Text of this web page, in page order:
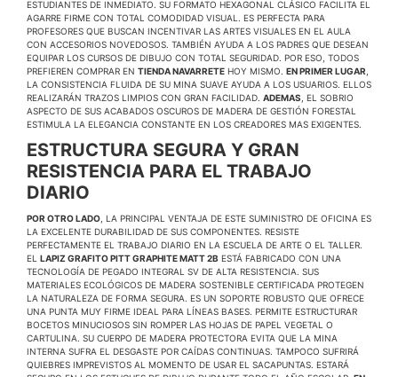
ESTUDIANTES DE INMEDIATO. SU FORMATO HEXAGONAL CLÁSICO FACILITA EL
AGARRE FIRME CON TOTAL COMODIDAD VISUAL. ES PERFECTA PARA
PROFESORES QUE BUSCAN INCENTIVAR LAS ARTES VISUALES EN EL AULA
CON ACCESORIOS NOVEDOSOS. TAMBIÉN AYUDA A LOS PADRES QUE DESEAN
EQUIPAR LOS CURSOS DE DIBUJO CON TOTAL SEGURIDAD. POR ESO, TODOS
PREFIEREN COMPRAR EN TIENDA NAVARRETE HOY MISMO. EN PRIMER LUGAR
LA CONSISTENCIA FLUIDA DE SU MINA SUAVE AYUDA A LOS USUARIOS. ELLOS
REALIZARÁN TRAZOS LIMPIOS CON GRAN FACILIDAD. ADEMAS , EL SOBRIO
ASPECTO DE SUS ACABADOS OSCUROS DE MADERA DE GESTIÓN FORESTAL
ESTIMULA LA ELEGANCIA CONSTANTE EN LOS CREADORES MAS EXIGENTES.
ESTRUCTURA SEGURA Y GRAN
RESISTENCIA PARA EL TRABAJO
DIARIO
POR OTRO LADO , LA PRINCIPAL VENTAJA DE ESTE SUMINISTRO DE OFICINA ES
LA EXCELENTE DURABILIDAD DE SUS COMPONENTES. RESISTE
PERFECTAMENTE EL TRABAJO DIARIO EN LA ESCUELA DE ARTE O EL TALLER.
EL LAPIZ GRAFITO PITT GRAPHITE MATT 2B ESTÁ FABRICADO CON UNA
TECNOLOGÍA DE PEGADO INTEGRAL SV DE ALTA RESISTENCIA. SUS
MATERIALES ECOLÓGICOS DE MADERA SOSTENIBLE CERTIFICADA PROTEGEN
LA NATURALEZA DE FORMA SEGURA. ES UN SOPORTE ROBUSTO QUE OFRECE
UNA PUNTA MUY FIRME IDEAL PARA LÍNEAS BASES. PERMITE ESTRUCTURAR
BOCETOS MINUCIOSOS SIN ROMPER LAS HOJAS DE PAPEL VEGETAL O
CARTULINA. SU CUERPO DE MADERA PROTECTORA EVITA QUE LA MINA
INTERNA SUFRA EL DESGASTE POR CAÍDAS CONTINUAS. TAMPOCO SUFRIRÁ
QUIEBRES IMPREVISTOS AL MOMENTO DE USAR EL SACAPUNTAS. ESTARÁ